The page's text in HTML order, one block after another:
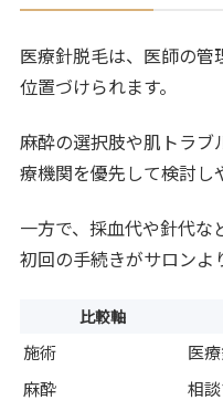
医療針脱毛は、医師の管
位置づけられます。
麻酔の選択肢や肌トラ
療機関を優先して検討し
一方で、採血代や針代な
初回の手続きがサロンよ
比較軸
施術
医
麻酔
相